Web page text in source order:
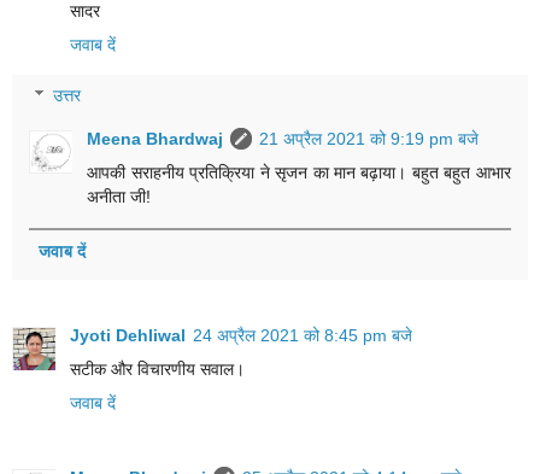
सादर
जवाब दें
उत्तर
Meena Bhardwaj
21 अप्रैल 2021 को 9:19 pm बजे
आपकी सराहनीय प्रतिक्रिया ने सृजन का मान बढ़ाया। बहुत बहुत आभार
अनीता जी!
जवाब दें
Jyoti Dehliwal 24 अप्रैल 2021 को 8:45 pm बजे
सटीक और विचारणीय सवाल।
जवाब दें